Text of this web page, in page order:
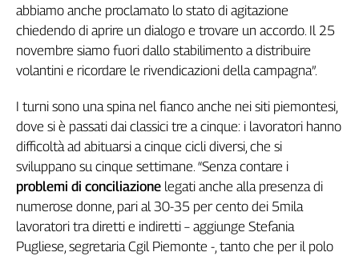
abbiamo anche proclamato lo stato di agitazione
chiedendo di aprire un dialogo e trovare un accordo. Il 25
novembre siamo fuori dallo stabilimento a distribuire
volantini e ricordare le rivendicazioni della campagna”.
I turni sono una spina nel fianco anche nei siti piemontesi,
dove si è passati dai classici tre a cinque: i lavoratori hanno
difficoltà ad abituarsi a cinque cicli diversi, che si
sviluppano su cinque settimane. “Senza contare i
problemi di conciliazione legati anche alla presenza di
numerose donne, pari al 30-35 per cento dei 5mila
lavoratori tra diretti e indiretti – aggiunge Stefania
Pugliese, segretaria Cgil Piemonte -, tanto che per il polo